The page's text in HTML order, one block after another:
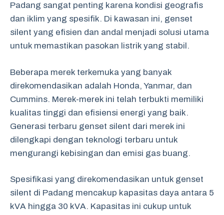
Padang sangat penting karena kondisi geografis
dan iklim yang spesifik. Di kawasan ini, genset
silent yang efisien dan andal menjadi solusi utama
untuk memastikan pasokan listrik yang stabil.
Beberapa merek terkemuka yang banyak
direkomendasikan adalah Honda, Yanmar, dan
Cummins. Merek-merek ini telah terbukti memiliki
kualitas tinggi dan efisiensi energi yang baik.
Generasi terbaru genset silent dari merek ini
dilengkapi dengan teknologi terbaru untuk
mengurangi kebisingan dan emisi gas buang.
Spesifikasi yang direkomendasikan untuk genset
silent di Padang mencakup kapasitas daya antara 5
kVA hingga 30 kVA. Kapasitas ini cukup untuk